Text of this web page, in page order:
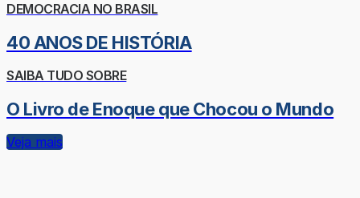
DEMOCRACIA NO BRASIL
40 ANOS DE HISTÓRIA
SAIBA TUDO SOBRE
O Livro de Enoque que Chocou o Mundo
Veja mais